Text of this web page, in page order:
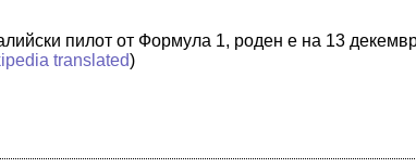
пилот от Формула 1, роден е на 13
translated)